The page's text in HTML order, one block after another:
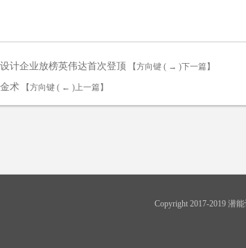
计企业放榜英伟达首次登顶 【方向键 ( → )下一篇】
术 【方向键 ( ← )上一篇】
Copyright 2017-2019 潜